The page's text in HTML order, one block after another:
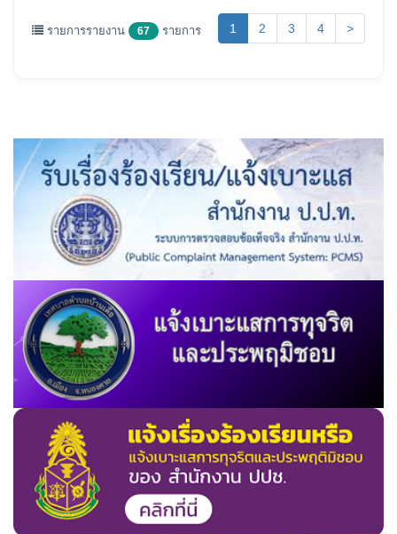
รายการรายงาน 67 รายการ 1 (current)
2 3 4 >